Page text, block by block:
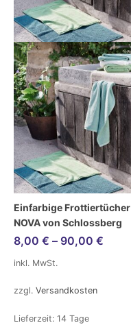
Einfarbige Frottiertücher
NOVA von Schlossberg
8,00 € – 90,00 €
inkl. MwSt.
zzgl. Versandkosten
Lieferzeit: 14 Tage